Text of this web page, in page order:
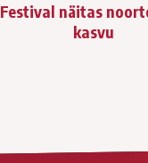
Festival näitas
kasvu